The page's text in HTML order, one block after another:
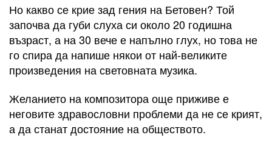
Но какво се крие зад гения на Бетовен? Той
започва да губи слуха си около 20 годишна
възраст, а на 30 вече е напълно глух, но това не
го спира да напише някои от най-великите
произведения на световната музика.
Желанието на композитора още приживе е
неговите здравословни проблеми да не се крият,
а да станат достояние на обществото.